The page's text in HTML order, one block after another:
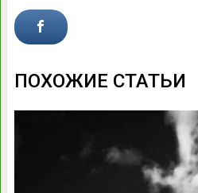
ПОХОЖИЕ СТАТЬИ